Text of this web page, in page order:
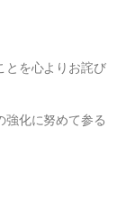
とを心よりお詫び
強化に努めて参る